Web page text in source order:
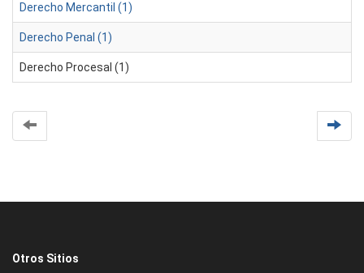
Derecho Mercantil (1)
Derecho Penal (1)
Derecho Procesal (1)
Otros Sitios